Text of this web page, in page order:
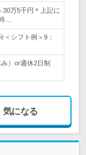
30万5千円＊上記に
…
シフト例＞9：
）or週休2日制
気になる